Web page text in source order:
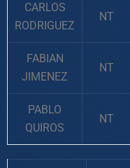
CARLOS
RODRIGUEZ
NT
FABIAN
JIMENEZ
NT
PABLO
QUIROS
NT